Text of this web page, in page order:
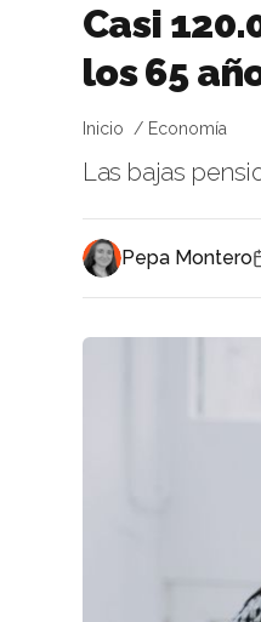
Casi
los 65
Inicio Economía
Las bajas
Pepa Montero